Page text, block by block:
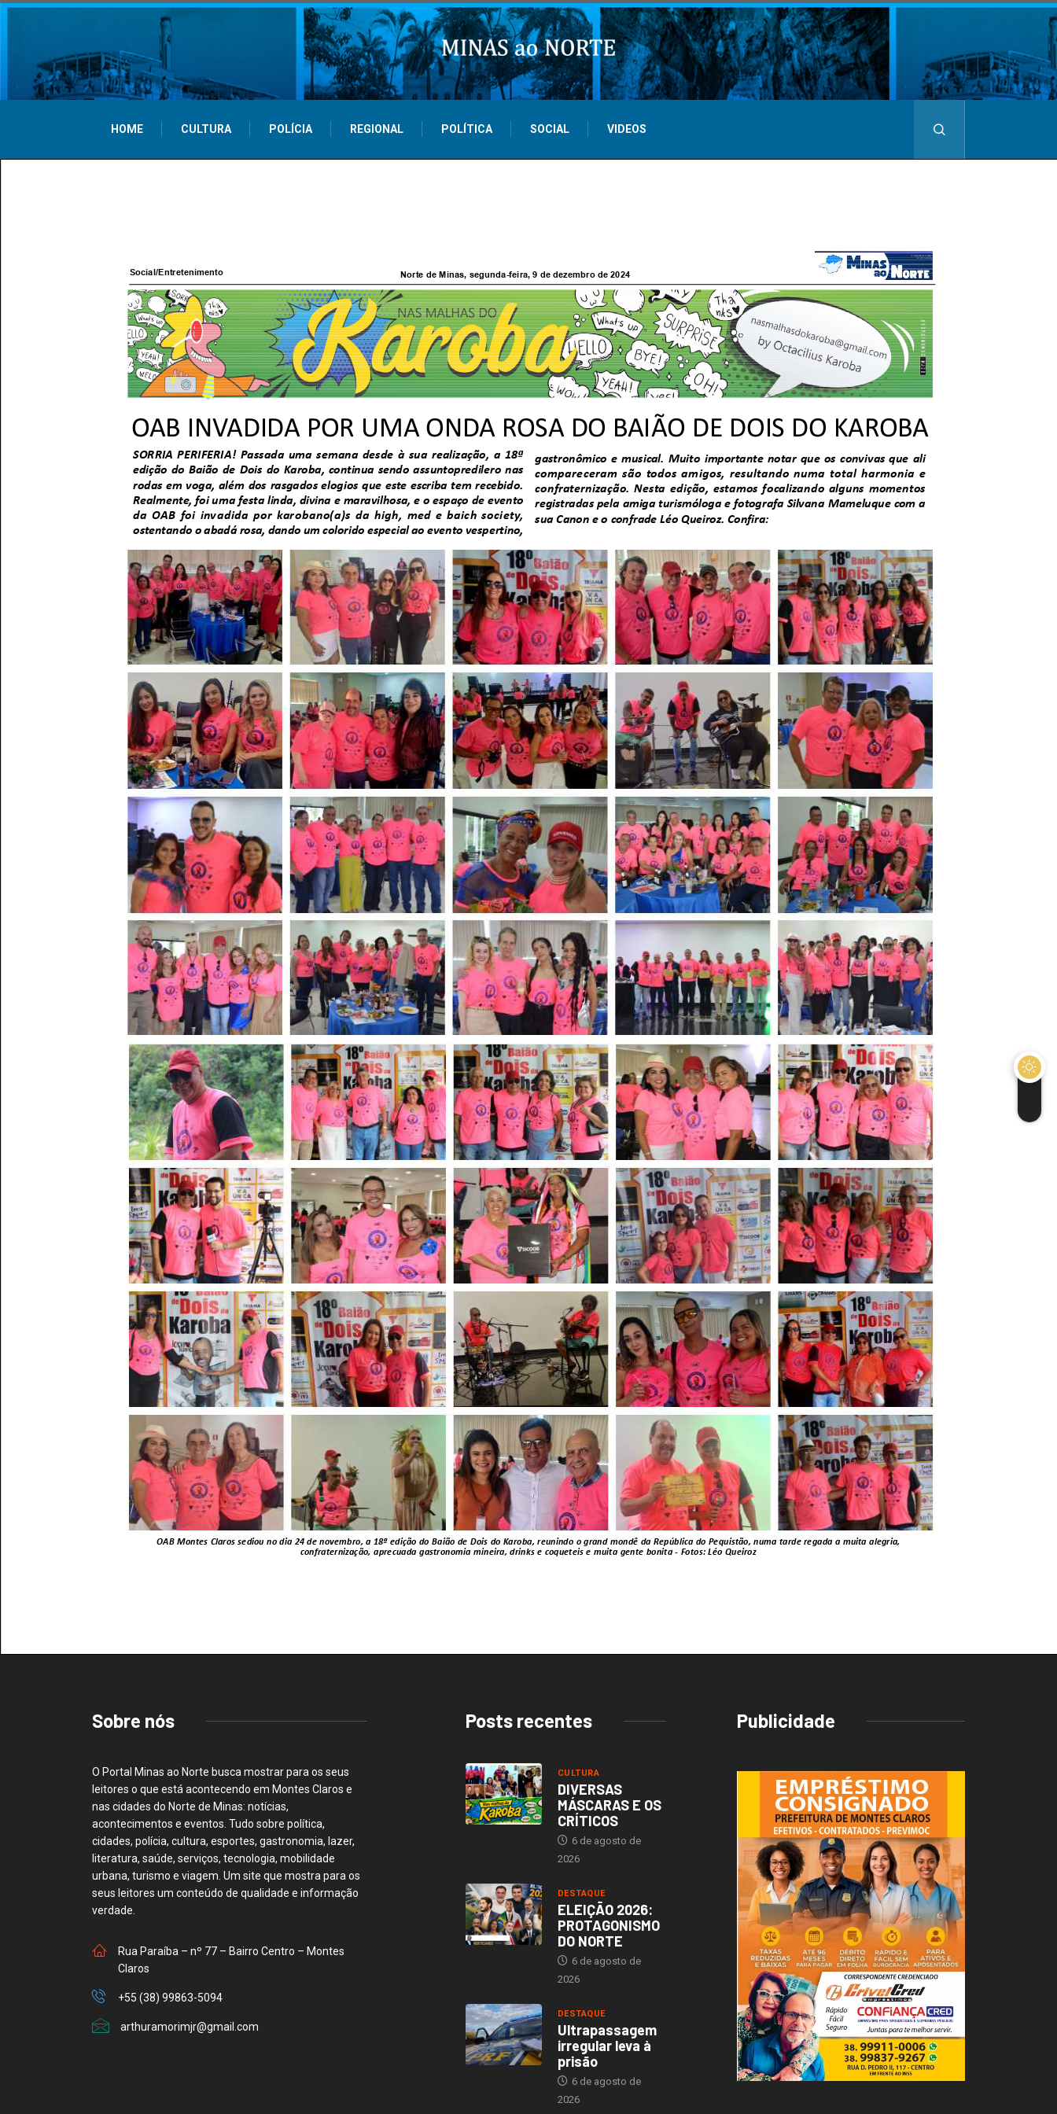
HOME CULTURA POLÍCIA REGIONAL POLÍTICA SOCIAL VIDEOS
Sobre nós
O Portal Minas ao Norte busca mostrar para os seus
leitores o que está acontecendo em Montes Claros e
nas cidades do Norte de Minas: notícias,
acontecimentos e eventos. Tudo sobre política,
cidades, polícia, cultura, esportes, gastronomia, lazer,
literatura, saúde, serviços, tecnologia, mobilidade
urbana, turismo e viagem. Um site que mostra para os
seus leitores um conteúdo de qualidade e informação
verdade.
Rua Paraíba – nº 77 – Bairro Centro – Montes
Claros
+55 (38) 99863-5094
arthuramorimjr@gmail.com
Posts recentes
CULTURA
DIVERSAS
MÁSCARAS E OS
CRÍTICOS
6 de agosto de
2026
DESTAQUE
ELEIÇÃO 2026:
PROTAGONISMO
DO NORTE
6 de agosto de
2026
DESTAQUE
Ultrapassagem
irregular leva à
prisão
6 de agosto de
2026
Publicidade